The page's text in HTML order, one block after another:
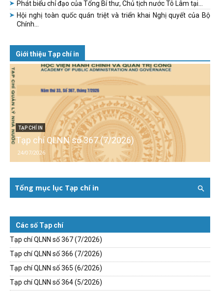
Phát biểu chỉ đạo của Tổng Bí thư, Chủ tịch nước Tô Lâm tại...
Hội nghị toàn quốc quán triệt và triển khai Nghị quyết của Bộ
Chính...
Giới thiệu Tạp chí in
TẠP CHÍ IN
Tạp chí QLNN số 367 (7/2026)
24/07/2026
Tổng mục lục Tạp chí in
Các số Tạp chí
Tạp chí QLNN số 367 (7/2026)
Tạp chí QLNN số 366 (7/2026)
Tạp chí QLNN số 365 (6/2026)
Tạp chí QLNN số 364 (5/2026)